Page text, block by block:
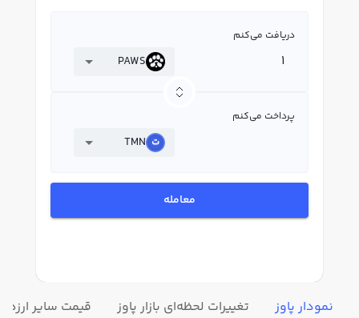
دریافت می‌کنم
PAWS
پرداخت می‌کنم
TMN
معامله
نمودار پاوز تغییرات لحظه‌ای بازار پاوز قیمت سایر